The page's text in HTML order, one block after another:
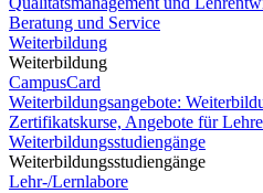
Beratung und Service
Weiterbildung
Weiterbildung
CampusCard
Weiterbildungsangebote:
Zertifikatskurse, Angebote für
Weiterbildungsstudiengänge
Weiterbildungsstudiengänge
Lehr-/Lernlabore